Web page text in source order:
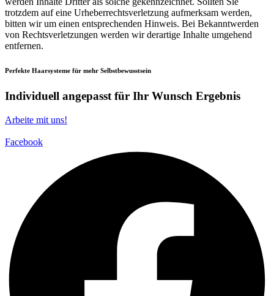
trotzdem auf eine Urheberrechtsverletzung aufmerksam werden,
bitten wir um einen entsprechenden Hinweis. Bei Bekanntwerden
von Rechtsverletzungen werden wir derartige Inhalte umgehend
entfernen.
Perfekte Haarsysteme für mehr Selbstbewusstsein
Individuell angepasst für Ihr Wunsch Ergebnis
Arbeite mit uns!
Facebook